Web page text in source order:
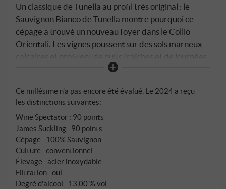
Un classique de Tunella au profil très original : le
Sauvignon Bianco de Tunella montre pourquoi ce
cépage a trouvé un nouveau foyer dans le Collio
Orientali. Les vignes poussent sur des sols marneux
calcaires et profitent de nuits fraîches et de journées
ensoleillées – les meilleures conditions pour la
sureau, groseille blanche, groseille à maquereau et
un soupçon de sauge. En bouche, il est juteux, avec
une acidité élégante, une texture ferme et une fin de
bouche animée, fruitée et épicée. Un sauvignon
typique, mais jamais envahissant – précis, facile à
boire et plein d'esprit frioulan et d'une signature
claire. SUPERIORE.DE
Ce millésime n’a pas encore été évalué. Le 2024 a reçu
les distinctions suivantes:
Wine Spectator : 90 points
James Suckling : 90 points
Cépage : 100% Sauvignon
Culture : conventionnel
Élevage : acier inoxydable
Filtration : oui
Degré d'alcool : 13,00 % vol